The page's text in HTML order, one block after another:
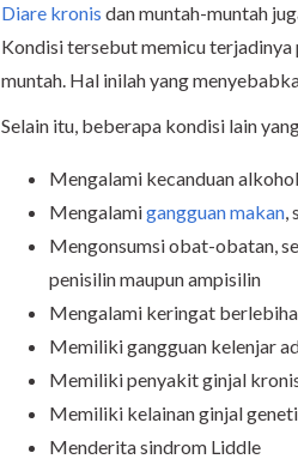
Diare kronis dan muntah-muntah
Kondisi tersebut memicu
muntah. Hal inilah yang
Selain itu, beberapa kondisi lain
Mengalami kecanduan alkohol
Mengalamigangguan makan,
Mengonsumsi obat-obatan,
penisilin maupun ampisilin
Mengalami keringat
Memiliki gangguan kelenjar
Memiliki penyakit ginjal
Memiliki kelainan ginjal
Menderita sindrom Liddle